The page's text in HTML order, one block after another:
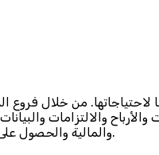
من خلال فروع
والالتزامات
والمالية والحصول على إجابة لبعض الأسئلة، فإن هذا الدليل من وازن هو حيث يجب أن تكون تمامًا.